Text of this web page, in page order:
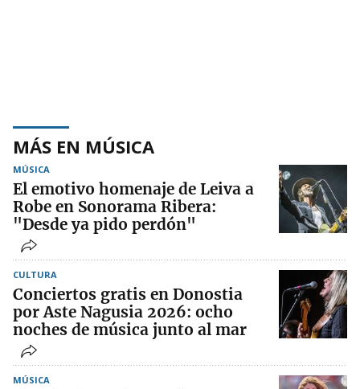
MÁS EN MÚSICA
MÚSICA
El emotivo homenaje de Leiva a
Robe en Sonorama Ribera:
"Desde ya pido perdón"
CULTURA
Conciertos gratis en Donostia
por Aste Nagusia 2026: ocho
noches de música junto al mar
MÚSICA